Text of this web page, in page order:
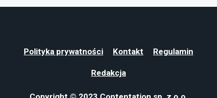
Polityka prywatności Kontakt Regulamin
Redakcja